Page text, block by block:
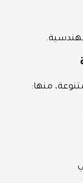
منها: